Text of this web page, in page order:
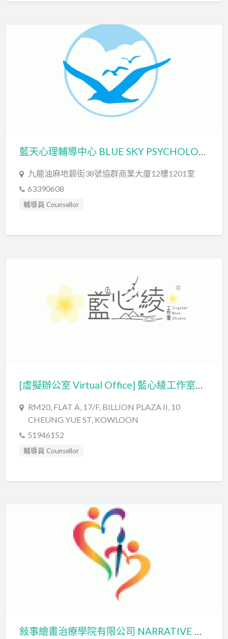
藍天心理輔導中心 BLUE SKY PSYCHOLOGICAL COUNSELLING CENTER
九龍油麻地碧街38號協群商業大廈12樓1201室
63390608
輔導員 Counsellor
[虛擬辦公室 Virtual Office] 藍心綾工作室有限公司 Crystal Blue Studio Limited
RM20, FLAT A, 17/F, BILLION PLAZA II, 10
CHEUNG YUE ST, KOWLOON
51946152
輔導員 Counsellor
敍事繪畫治療學院有限公司 NARRATIVE DRAWING INTERVENTION INSTITUTE LIMITED